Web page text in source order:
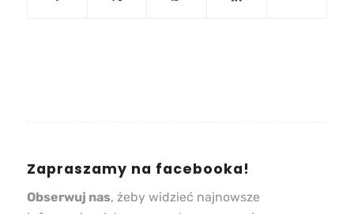
Zapraszamy na facebooka!
Obserwuj nas, żeby widzieć najnowsze